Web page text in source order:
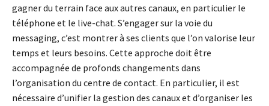
gagner du terrain face aux autres canaux, en particulier le
téléphone et le live-chat. S’engager sur la voie du
messaging, c’est montrer à ses clients que l’on valorise leur
temps et leurs besoins. Cette approche doit être
accompagnée de profonds changements dans
l’organisation du centre de contact. En particulier, il est
nécessaire d’unifier la gestion des canaux et d’organiser les